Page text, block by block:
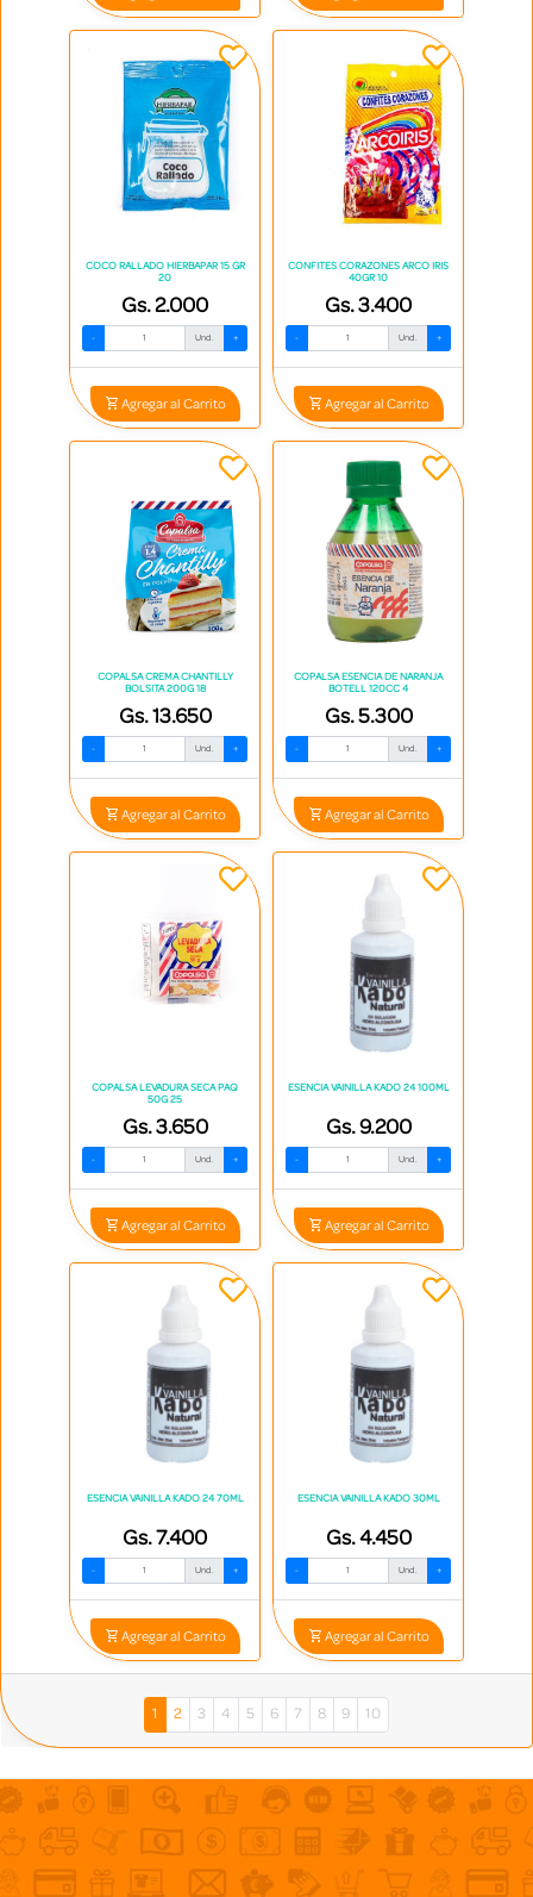
COCO RALLADO HIERBAPAR 15 GR
20
Gs. 2.000
- Und. +
Agregar al Carrito
CONFITES CORAZONES ARCO IRIS
40GR 10
Gs. 3.400
- Und. +
Agregar al Carrito
COPALSA CREMA CHANTILLY
BOLSITA 200G 18
Gs. 13.650
- Und. +
Agregar al Carrito
COPALSA ESENCIA DE NARANJA
BOTELL 120CC 4
Gs. 5.300
- Und. +
Agregar al Carrito
COPALSA LEVADURA SECA PAQ
50G 25
Gs. 3.650
- Und. +
Agregar al Carrito
ESENCIA VAINILLA KADO 24 100ML
Gs. 9.200
- Und. +
Agregar al Carrito
ESENCIA VAINILLA KADO 24 70ML
Gs. 7.400
- Und. +
Agregar al Carrito
ESENCIA VAINILLA KADO 30ML
Gs. 4.450
- Und. +
Agregar al Carrito
1 2 3 4 5 6 7 8 9 10